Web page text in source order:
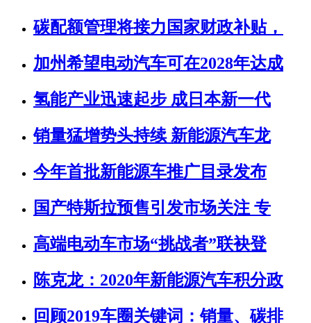
碳配额管理将接力国家财政补贴，
加州希望电动汽车可在2028年达成
氢能产业迅速起步 成日本新一代
销量猛增势头持续 新能源汽车龙
今年首批新能源车推广目录发布
国产特斯拉预售引发市场关注 专
高端电动车市场“挑战者”联袂登
陈克龙：2020年新能源汽车积分政
回顾2019车圈关键词：销量、碳排